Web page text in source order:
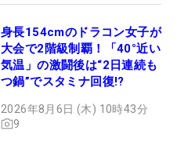
身長154cmのドラコン女子が
大会で2階級制覇！「40°近い
気温」の激闘後は“2日連続も
つ鍋”でスタミナ回復!?
2026年8月6日 (木) 10時43分
9